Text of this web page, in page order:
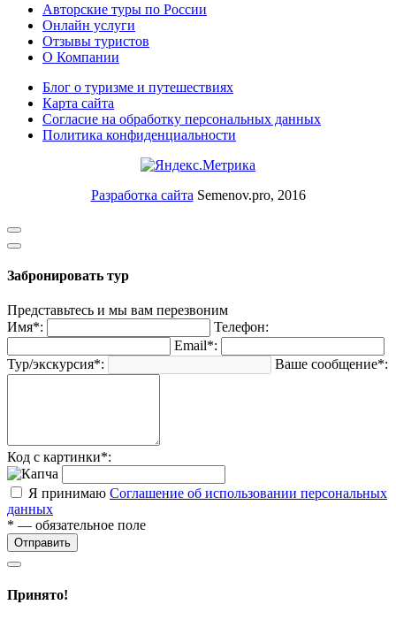
Авторские туры по России
Онлайн услуги
Отзывы туристов
О Компании
Блог о туризме и путешествиях
Карта сайта
Согласие на обработку персональных данных
Политика конфиденциальности
Разработка сайта Semenov.pro, 2016
Забронировать тур
Представьтесь и мы вам перезвоним
Имя*:
Телефон:
Email*:
Тур/экскурсия*:
Ваше сообщение*:
Код с картинки*:
Я принимаю Соглашение об использовании персональных
данных
* — обязательное поле
Отправить
Принято!